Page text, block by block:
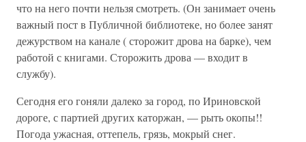
что на него почти нельзя смотреть. (Он занимает очень
важный пост в Публичной библиотеке, но более занят
дежурством на канале ( сторожит дрова на барке), чем
работой с книгами. Сторожить дрова — входит в
службу).
Сегодня его гоняли далеко за город, по Ириновской
дороге, с партией других каторжан, — рыть окопы!!
Погода ужасная, оттепель, грязь, мокрый снег.